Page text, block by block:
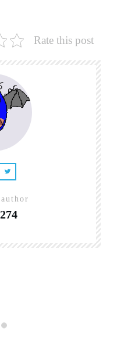
Rate this post